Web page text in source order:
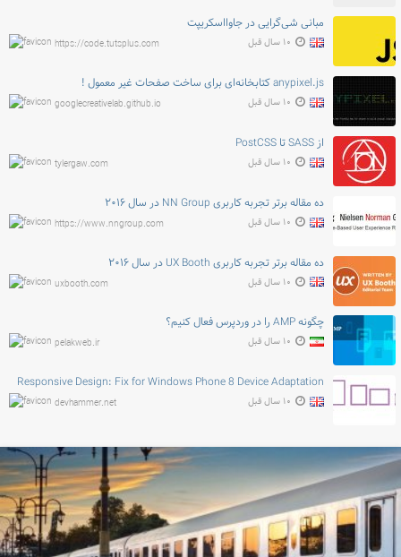
مبانی شی‌گرایی در جاوااسکریپت
https://code.tutsplus.com ۱۰ سال قبل
anypixel.js کتابخانه‌ای برای ساخت صفحات غیر معمول !
googlecreativelab.github.io ۱۰ سال قبل
از SASS تا PostCSS
tylergaw.com ۱۰ سال قبل
ده مقاله برتر تجربه کاربری NN Group در سال ۲۰۱۶
https://www.nngroup.com ۱۰ سال قبل
ده مقاله برتر تجربه کاربری UX Booth در سال ۲۰۱۶
uxbooth.com ۱۰ سال قبل
چگونه AMP را در وردپرس فعال کنیم؟
pelakweb.ir ۱۰ سال قبل
Responsive Design: Fix for Windows Phone 8 Device Adaptation
devhammer.net ۱۰ سال قبل